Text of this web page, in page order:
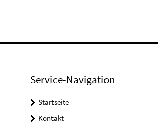
Service-Navigation
Startseite
Kontakt